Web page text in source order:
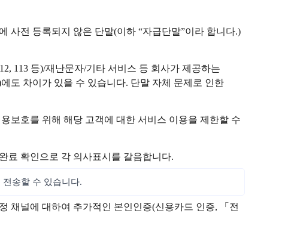
사전 등록되지 않은 단말(이하 “자급단말”이라 합니다.)
113 등)/재난문자/기타 서비스 등 회사가 제공하는
도 차이가 있을 수 있습니다. 단말 자체 문제로 인한
보호를 위해 해당 고객에 대한 서비스 이용을 제한할 수
료 확인으로 각 의사표시를 갈음합니다.
송할 수 있습니다.
채널에 대하여 추가적인 본인인증(신용카드 인증, 「전